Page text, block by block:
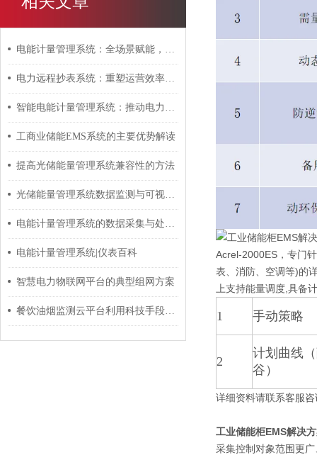
电能计量管理系统：全场景赋能，解锁多元用电管理新范式
电力远程抄表系统：重塑运营效率与服务的智慧革命
智能电能计量管理系统：推动电力运维与用户服务的革新
工商业储能EMS系统的主要优势解读
提高光储能量管理系统兼容性的方法
光储能量管理系统数据监测与可视化的价值与实践
电能计量管理系统的数据采集与处理技术
电能计量管理系统|仪表百科
智慧电力物联网平台的典型组网方案
餐饮油烟监测云平台利用科技手段建立*的油烟在线监控系统
Acrel-2000ES，专门
表、消防、空调等)的
上支持能量调度,具备
1 手动策略
2
计划曲线
谷）
详细资料请联系客服咨
工业储能柜EMS解决
采集控制对象范围更